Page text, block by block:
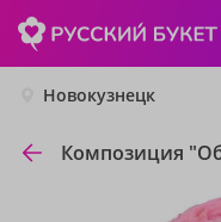
Новокузнецк
Композиция